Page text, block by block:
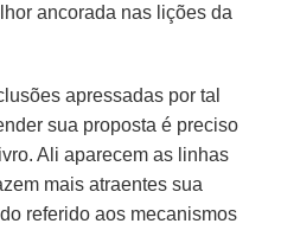
ancorada nas lições da
apressadas por tal
sua proposta é preciso
Ali aparecem as linhas
mais atraentes sua
referido aos mecanismos